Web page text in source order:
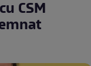
CSM